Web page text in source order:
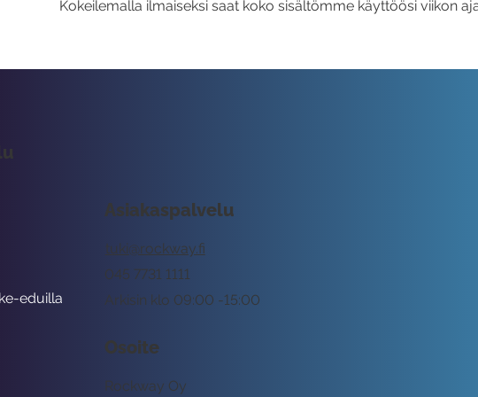
Kokeilemalla ilmaiseksi saat koko sisältömme käyttöösi viikon
Asiakaspalvelu
tuki@rockway.fi
Arkisin klo 09:00 -15:00
045 7731 1111
Osoite
Rockway Oy
eduilla